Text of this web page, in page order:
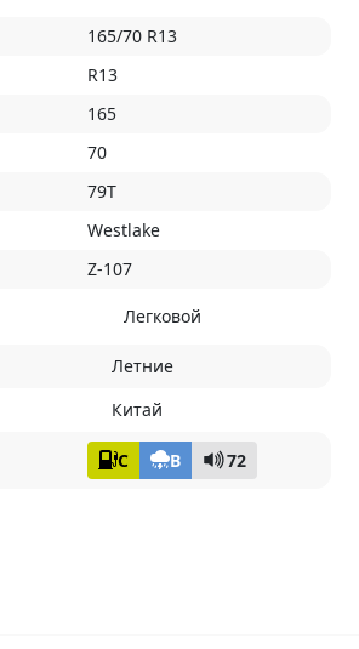
165/70 R13
R13
165
70
79T
Westlake
Z-107
Легковой
Летние
Китай
C B 72